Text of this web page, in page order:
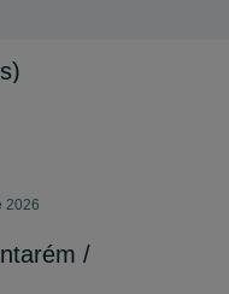
2026
/